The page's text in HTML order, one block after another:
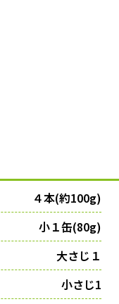
４本(約100g)
小１缶(80g)
大さじ１
小さじ1